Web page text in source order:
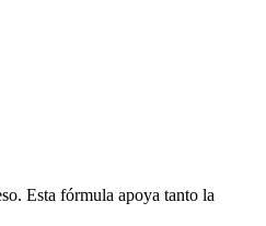
Esta fórmula apoya tanto la